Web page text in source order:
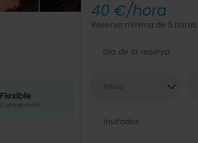
Flexible
Cancelación
40 €/hora
Reserva mínima de 5 horas.
Inicio
Invitados